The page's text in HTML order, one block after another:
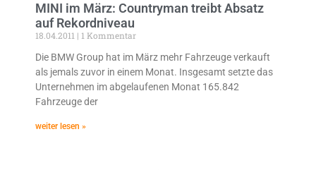
MINI im März: Countryman treibt Absatz
auf Rekordniveau
18.04.2011
1 Kommentar
Die BMW Group hat im März mehr Fahrzeuge verkauft
als jemals zuvor in einem Monat. Insgesamt setzte das
Unternehmen im abgelaufenen Monat 165.842
Fahrzeuge der
weiter lesen »